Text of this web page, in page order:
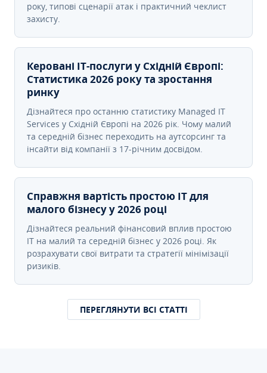
року, типові сценарії атак і практичний чеклист
захисту.
Керовані ІТ-послуги у Східній Європі:
Статистика 2026 року та зростання
ринку
Дізнайтеся про останню статистику Managed IT
Services у Східній Європі на 2026 рік. Чому малий
та середній бізнес переходить на аутсорсинг та
інсайти від компанії з 17-річним досвідом.
Справжня вартість простою IT для
малого бізнесу у 2026 році
Дізнайтеся реальний фінансовий вплив простою
IT на малий та середній бізнес у 2026 році. Як
розрахувати свої витрати та стратегії мінімізації
ризиків.
ПЕРЕГЛЯНУТИ ВСІ СТАТТІ